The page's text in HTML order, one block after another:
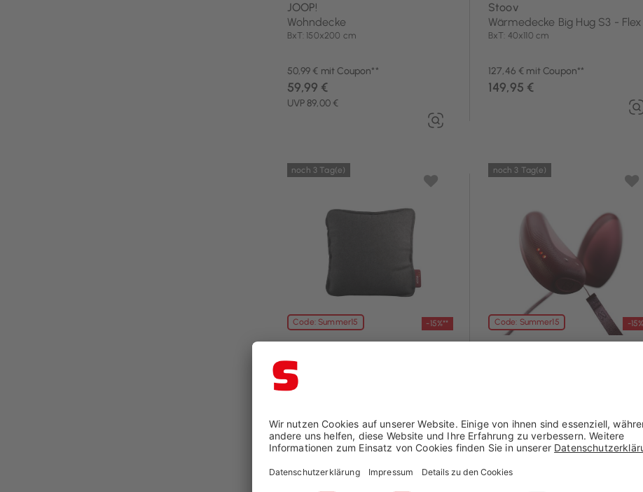
JOOP!
Wohndecke
BxT: 150x200 cm
50,99 € mit Coupon**
UVP 89,00 €
59,99 €
Stoov
Wärmedecke Big Hug S3 - Flex
BxT: 40x110 cm
127,46 € mit Coupon**
149,95 €
Code: Summer15 -15%**
noch 3 Tag(e)
Wärmekissen Ploov S3 - Flex
BxT: 45x45 cm
84,96 € mit Coupon**
99,95 €
Code: Summer15 -
noch 3 Tag(e)
50,96 € mit Coupon**
59,95 €